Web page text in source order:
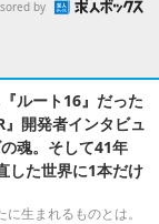
by
ルート16』だった
開発者インタビュ
魂。そして41年
した世界に1本だけ
生まれるものとは。